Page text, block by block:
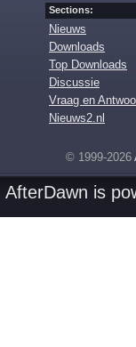
Sections:
Nieuws
Downloads
Top Downloads
Discussie
Vraag en
Nieuws2.nl
© 1999-2026
AfterDawn is